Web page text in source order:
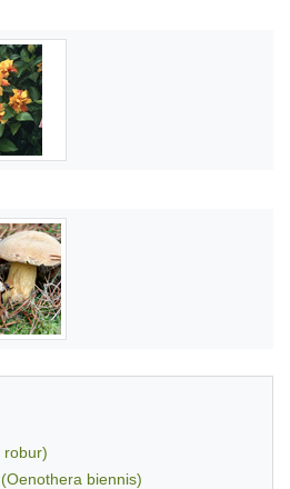
robur)
(Oenothera biennis)